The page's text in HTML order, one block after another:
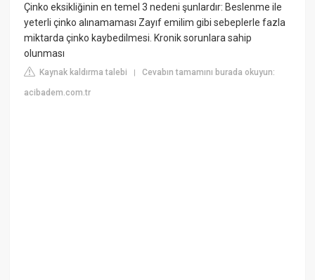
Çinko eksikliğinin en temel 3 nedeni şunlardır: Beslenme ile
yeterli çinko alınamaması Zayıf emilim gibi sebeplerle fazla
miktarda çinko kaybedilmesi. Kronik sorunlara sahip
olunması
Kaynak kaldırma talebi |Cevabın tamamını burada okuyun:
acibadem.com.tr